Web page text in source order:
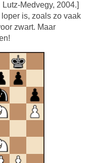
Medvegy, 2004.]
is, zoals zo vaak
zwart. Maar